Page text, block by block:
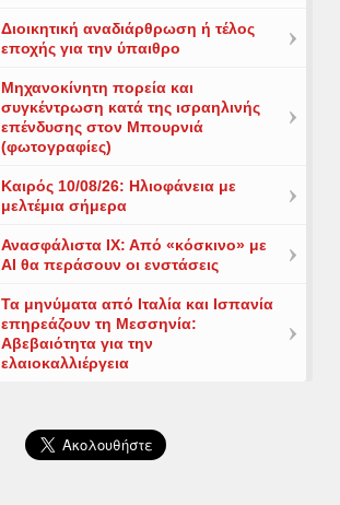
Διοικητική αναδιάρθρωση ή τέλος
εποχής για την ύπαιθρο
Μηχανοκίνητη πορεία και
συγκέντρωση κατά της ισραηλινής
επένδυσης στον Μπουρνιά
(φωτογραφίες)
Καιρός 10/08/26: Ηλιοφάνεια με
μελτέμια σήμερα
Ανασφάλιστα ΙΧ: Από «κόσκινο» με
AI θα περάσουν οι ενστάσεις
Τα μηνύματα από Ιταλία και Ισπανία
επηρεάζουν τη Μεσσηνία:
Αβεβαιότητα για την
ελαιοκαλλιέργεια